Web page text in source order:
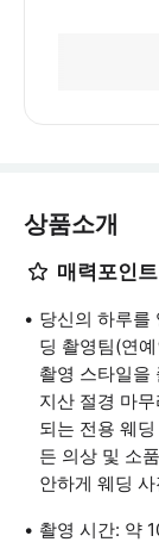
상품소개
매력포인트
당신의 하루를
딩 촬영팀(연
촬영 스타일을
지산 절경 마
되는 전용 웨
든 의상 및 소
안하게 웨딩
촬영 시간: 약